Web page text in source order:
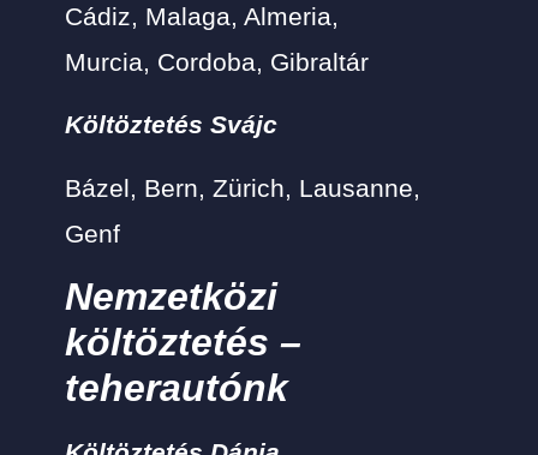
Cádiz, Malaga, Almeria,
Murcia, Cordoba, Gibraltár
Költöztetés Svájc
Bázel, Bern, Zürich, Lausanne,
Genf
Nemzetközi
költöztetés –
teherautónk